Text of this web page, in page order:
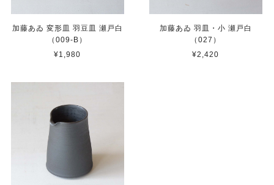
加藤あゐ 変形皿 羽豆皿 瀬戸白
（009-B）
¥1,980
加藤あゐ 羽皿・小 瀬戸白
（027）
¥2,420